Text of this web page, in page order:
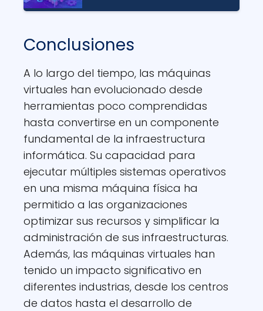
Conclusiones
A lo largo del tiempo, las máquinas
virtuales han evolucionado desde
herramientas poco comprendidas
hasta convertirse en un componente
fundamental de la infraestructura
informática. Su capacidad para
ejecutar múltiples sistemas operativos
en una misma máquina física ha
permitido a las organizaciones
optimizar sus recursos y simplificar la
administración de sus infraestructuras.
Además, las máquinas virtuales han
tenido un impacto significativo en
diferentes industrias, desde los centros
de datos hasta el desarrollo de